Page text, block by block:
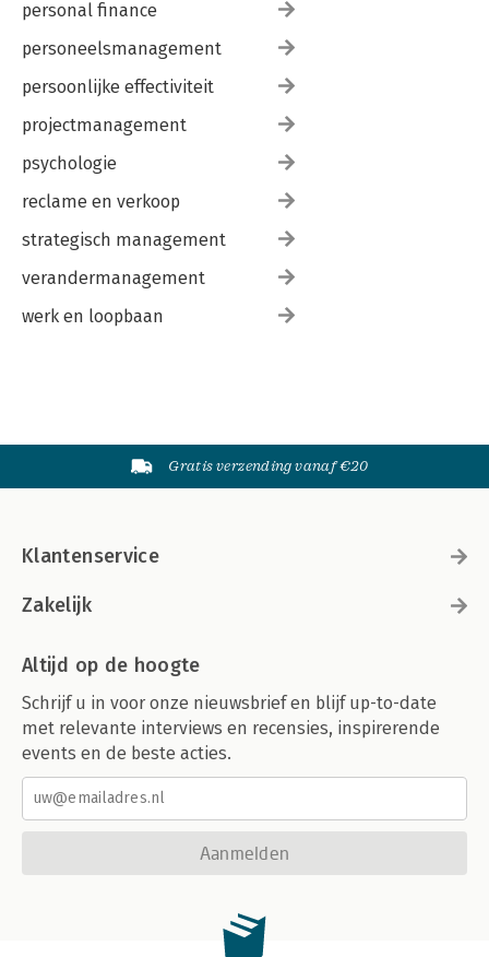
personal finance
personeelsmanagement
persoonlijke effectiviteit
projectmanagement
psychologie
reclame en verkoop
strategisch management
verandermanagement
werk en loopbaan
Gratis verzending vanaf €20
Klantenservice
Zakelijk
Altijd op de hoogte
Schrijf u in voor onze nieuwsbrief en blijf up-to-date
met relevante interviews en recensies, inspirerende
events en de beste acties.
Aanmelden